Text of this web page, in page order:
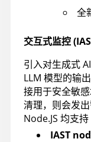
全
交互式监控
引入对生成式
LLM 模型的输
接用于安全敏
清理，则会发
Node.JS 均支持
IAST